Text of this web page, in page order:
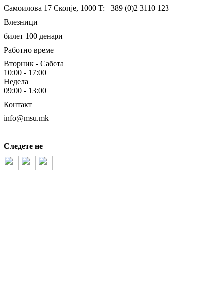
Самоилова 17 Скопје, 1000 T: +389 (0)2 3110 123
Влезници
билет 100 денари
Работно време
Вторник - Сабота
10:00 - 17:00
Недела
09:00 - 13:00
Контакт
info@msu.mk
Следете не